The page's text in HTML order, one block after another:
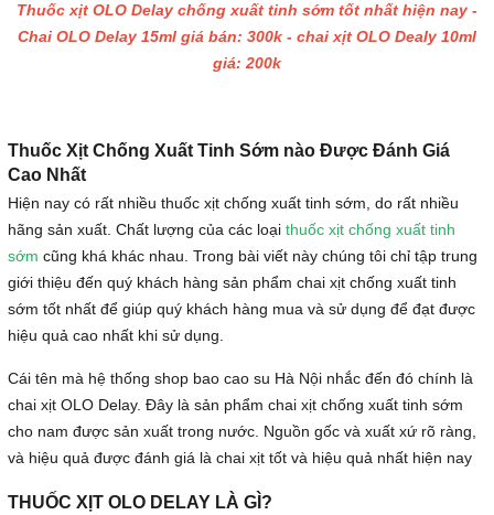
Thuốc xịt OLO Delay chống xuất tinh sớm tốt nhất hiện nay -
Chai OLO Delay 15ml giá bán: 300k - chai xịt OLO Dealy 10ml
giá: 200k
Thuốc Xịt Chống Xuất Tinh Sớm nào Được Đánh Giá
Cao Nhất
Hiện nay có rất nhiều thuốc xịt chống xuất tinh sớm, do rất nhiều
hãng sản xuất. Chất lượng của các loại thuốc xịt chống xuất tinh
sớm cũng khá khác nhau. Trong bài viết này chúng tôi chỉ tập trung
giới thiệu đến quý khách hàng sản phẩm chai xịt chống xuất tinh
sớm tốt nhất để giúp quý khách hàng mua và sử dụng để đạt được
hiệu quả cao nhất khi sử dụng.
Cái tên mà hệ thống shop bao cao su Hà Nội nhắc đến đó chính là
chai xịt OLO Delay. Đây là sản phẩm chai xịt chống xuất tinh sớm
cho nam được sản xuất trong nước. Nguồn gốc và xuất xứ rõ ràng,
và hiệu quả được đánh giá là chai xịt tốt và hiệu quả nhất hiện nay
THUỐC XỊT OLO DELAY LÀ GÌ?